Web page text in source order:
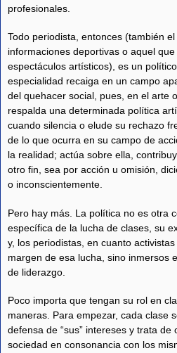
profesionales.
Todo periodista, entonces (también
informaciones deportivas o aquel
espectáculos artísticos), es un
especialidad recaiga en un campo
del quehacer social, pues, en el arte
respalda una determinada política
cuando silencia o elude su rechazo
de lo que ocurra en su campo de
la realidad; actúa sobre ella,
otro fin, sea por acción u omisión,
o inconscientemente.
Pero hay más. La política no es otra
específica de la lucha de clases, su
y, los periodistas, en cuanto
margen de esa lucha, sino inmersos
de liderazgo.
Poco importa que tengan su rol en
maneras. Para empezar, cada clase
defensa de “sus” intereses y trata de
sociedad en consonancia con los